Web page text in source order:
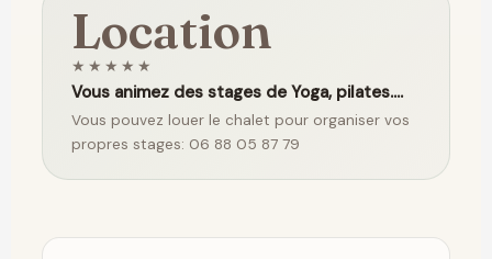
Location
★★★★★
Vous animez des stages de Yoga, pilates....
Vous pouvez louer le chalet pour organiser vos
propres stages: 06 88 05 87 79